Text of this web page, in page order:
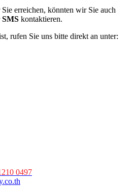
erreichen, könnten wir Sie auch
kontaktieren.
rufen Sie uns bitte direkt an unter:
0497